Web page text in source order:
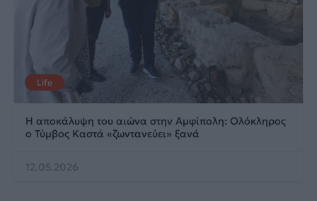
Life
Η αποκάλυψη του αιώνα στην Αμφίπολη: Ολόκληρος
ο Τύμβος Καστά «ζωντανεύει» ξανά
12.05.2026